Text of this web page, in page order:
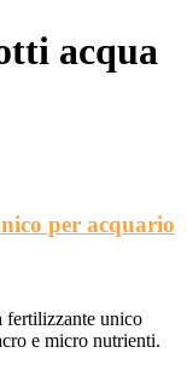
acqua
per acquario
fertilizzante unico
e micro nutrienti.